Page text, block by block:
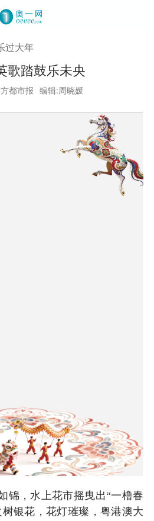
过大年
歌踏鼓乐未央
都市报 编辑:周晓媛
，水上花市摇曳出“一橹春
银花，花灯璀璨，粤港澳大